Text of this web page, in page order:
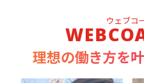
ウェブコ
理想の働き方を